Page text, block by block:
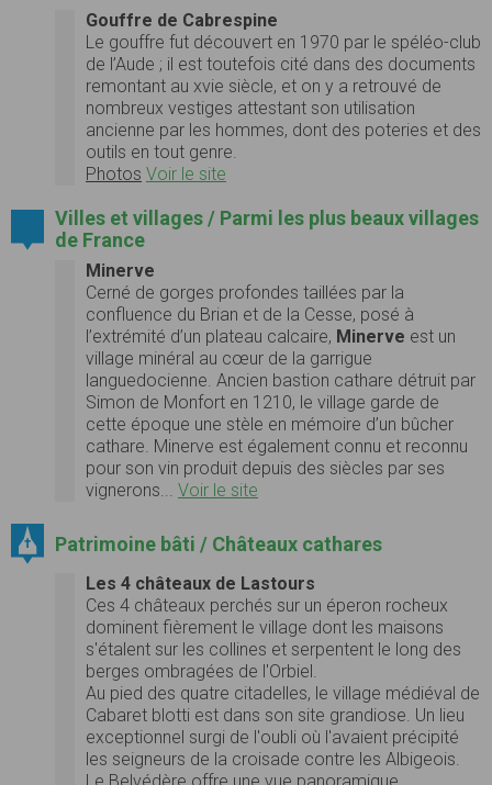
Gouffre de Cabrespine
Le gouffre fut découvert en 1970 par le spéléo-club
de l’Aude ; il est toutefois cité dans des documents
remontant au xvie siècle, et on y a retrouvé de
nombreux vestiges attestant son utilisation
ancienne par les hommes, dont des poteries et des
outils en tout genre.
Photos Voir le site
Villes et villages / Parmi les plus beaux villages
de France
Minerve
Cerné de gorges profondes taillées par la
confluence du Brian et de la Cesse, posé à
l’extrémité d’un plateau calcaire, Minerve est un
village minéral au cœur de la garrigue
languedocienne. Ancien bastion cathare détruit par
Simon de Monfort en 1210, le village garde de
cette époque une stèle en mémoire d’un bûcher
cathare. Minerve est également connu et reconnu
pour son vin produit depuis des siècles par ses
vignerons... Voir le site
Patrimoine bâti / Châteaux cathares
Les 4 châteaux de Lastours
Ces 4 châteaux perchés sur un éperon rocheux
dominent fièrement le village dont les maisons
s'étalent sur les collines et serpentent le long des
berges ombragées de l'Orbiel.
Au pied des quatre citadelles, le village médiéval de
Cabaret blotti est dans son site grandiose. Un lieu
exceptionnel surgi de l'oubli où l'avaient précipité
les seigneurs de la croisade contre les Albigeois.
Le Belvédère offre une vue panoramique